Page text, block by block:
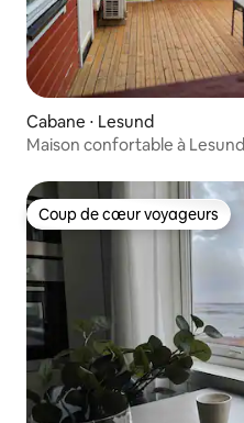
Cabane ⋅ Lesund
Maison confortable à Lesund
Coup de cœur voyageurs
Coup de cœur voyageurs